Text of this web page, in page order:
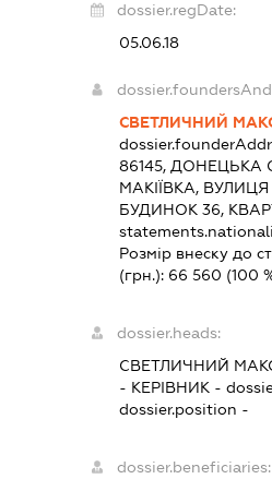
dossier.regDate:
05.06.18
СВЕТЛИЧНИЙ
86145, ДОНЕЦЬКА
МАКІЇВКА,
БУДИНОК 36,
Розмір внеску до
(грн.): 66 560 (100
dossier.heads:
СВЕТЛИЧНИЙ
- КЕРІВНИК -
dossier.position -
dossier.beneficiaries: